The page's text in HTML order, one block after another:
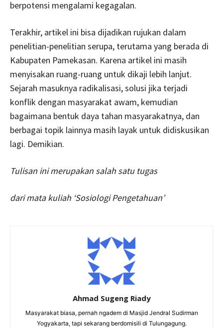
berpotensi mengalami kegagalan.
Terakhir, artikel ini bisa dijadikan rujukan dalam
penelitian-penelitian serupa, terutama yang berada di
Kabupaten Pamekasan. Karena artikel ini masih
menyisakan ruang-ruang untuk dikaji lebih lanjut.
Sejarah masuknya radikalisasi, solusi jika terjadi
konflik dengan masyarakat awam, kemudian
bagaimana bentuk daya tahan masyarakatnya, dan
berbagai topik lainnya masih layak untuk didiskusikan
lagi. Demikian.
Tulisan ini merupakan salah satu tugas
dari mata kuliah ‘Sosiologi Pengetahuan’
Ahmad Sugeng Riady
Masyarakat biasa, pernah ngadem di Masjid Jendral Sudirman
Yogyakarta, tapi sekarang berdomisili di Tulungagung.